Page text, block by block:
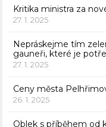
Kritika ministra za
27. 1. 2025
Nepráskejme tím
gauneři, které je
27. 1. 2025
Ceny města
26. 1. 2025
Oblek s příběhem od